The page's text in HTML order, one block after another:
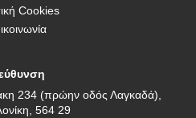
Cookies
234 (πρώην οδός Λαγκαδά),
564 29